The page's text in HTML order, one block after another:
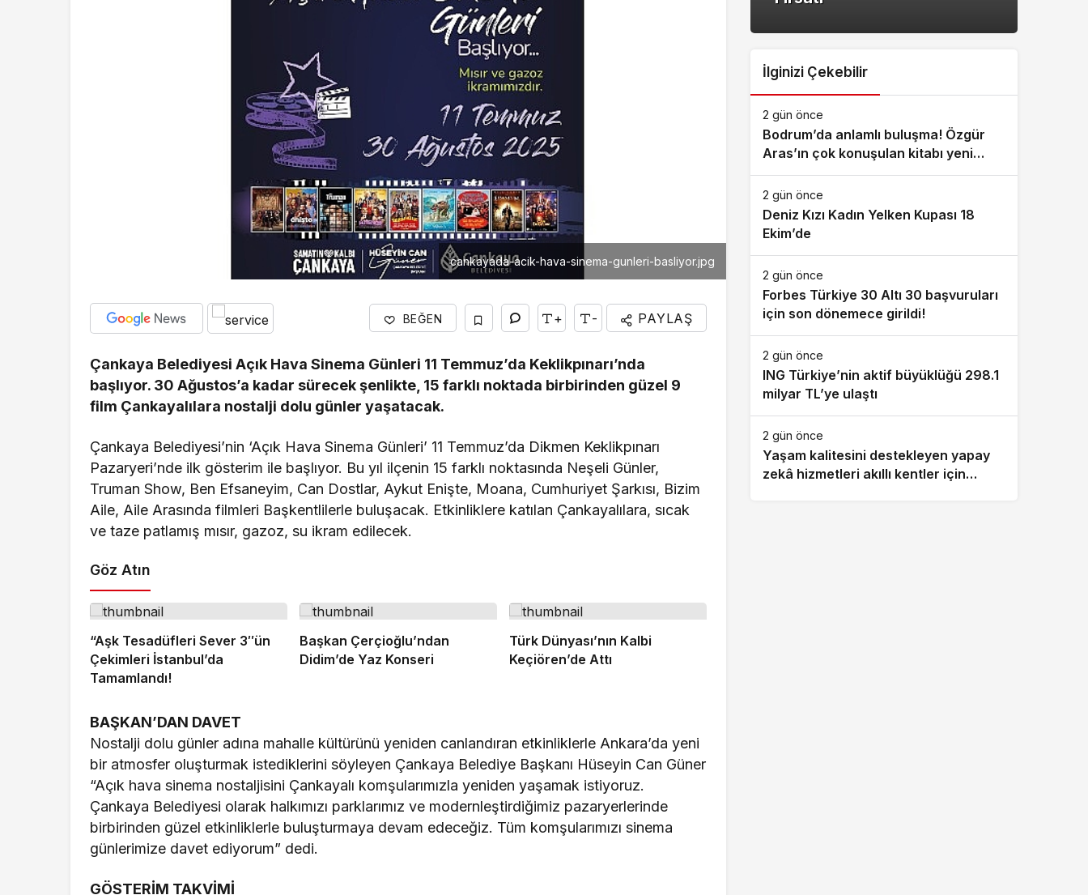
cankayada-acik-hava-sinema-gunleri-basliyor.jpg
BEĞEN + - PAYLAŞ
Çankaya Belediyesi Açık Hava Sinema Günleri 11 Temmuz’da Keklikpınarı’nda
başlıyor. 30 Ağustos’a kadar sürecek şenlikte, 15 farklı noktada birbirinden güzel 9
film Çankayalılara nostalji dolu günler yaşatacak.
Çankaya Belediyesi’nin ‘Açık Hava Sinema Günleri’ 11 Temmuz’da Dikmen Keklikpınarı
Pazaryeri’nde ilk gösterim ile başlıyor. Bu yıl ilçenin 15 farklı noktasında Neşeli Günler,
Truman Show, Ben Efsaneyim, Can Dostlar, Aykut Enişte, Moana, Cumhuriyet Şarkısı, Bizim
Aile, Aile Arasında filmleri Başkentlilerle buluşacak. Etkinliklere katılan Çankayalılara, sıcak
ve taze patlamış mısır, gazoz, su ikram edilecek.
Göz Atın
“Aşk Tesadüfleri Sever 3″ün
Çekimleri İstanbul’da
Tamamlandı!
Başkan Çerçioğlu’ndan
Didim’de Yaz Konseri
Türk Dünyası’nın Kalbi
Keçiören’de Attı
BAŞKAN’DAN DAVET
Nostalji dolu günler adına mahalle kültürünü yeniden canlandıran etkinliklerle Ankara’da yeni
bir atmosfer oluşturmak istediklerini söyleyen Çankaya Belediye Başkanı Hüseyin Can Güner
“Açık hava sinema nostaljisini Çankayalı komşularımızla yeniden yaşamak istiyoruz.
Çankaya Belediyesi olarak halkımızı parklarımız ve modernleştirdiğimiz pazaryerlerinde
birbirinden güzel etkinliklerle buluşturmaya devam edeceğiz. Tüm komşularımızı sinema
günlerimize davet ediyorum” dedi.
GÖSTERİM TAKVİMİ
İlginizi Çekebilir
2 gün önce
Bodrum’da anlamlı buluşma! Özgür
Aras’ın çok konuşulan kitabı yeni
baskısını Titanic Luxury Collection
Bodrum’da kutladı
2 gün önce
Deniz Kızı Kadın Yelken Kupası 18
Ekim’de
2 gün önce
Forbes Türkiye 30 Altı 30 başvuruları
için son dönemece girildi!
2 gün önce
ING Türkiye’nin aktif büyüklüğü 298.1
milyar TL’ye ulaştı
2 gün önce
Yaşam kalitesini destekleyen yapay
zekâ hizmetleri akıllı kentler için